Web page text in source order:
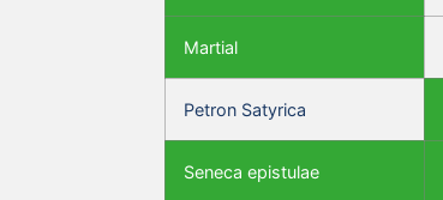
Martial
Petron Satyrica
Seneca epistulae